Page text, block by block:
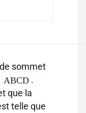
sommet
ABCD .
que la
telle que